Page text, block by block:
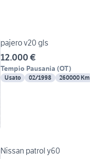
pajero v20 gls
12.000 €
Tempio Pausania (OT)
Usato 02/1998 260000 Km
Nissan patrol y60